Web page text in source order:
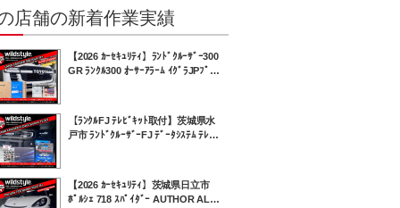
た。ライト到着いたしましたので本日無事
ドライトの取り付けと光軸調整が出来まし
繕、組み立て等大変ありがとうございまし
店舗の新着作業実績
【2026 ｶｰｾｷｭﾘﾃｨ】ﾗﾝﾄﾞｸﾙｰｻﾞｰ300
GR ﾗﾝｸﾙ300 ｵｰｻｰｱﾗｰﾑ ｲｸﾞﾗJPﾌﾟﾗ
【ﾗﾝｸﾙFJ ﾃﾚﾋﾞｷｯﾄ取付】茨城県水
戸市 ﾗﾝﾄﾞｸﾙｰｻﾞｰFJ ﾃﾞｰﾀｼｽﾃﾑ ﾃﾚﾋﾞ
【2026 ｶｰｾｷｭﾘﾃｨ】茨城県日立市
ﾎﾟﾙｼｪ 718 ｽﾊﾟｲﾀﾞｰ AUTHOR ALA